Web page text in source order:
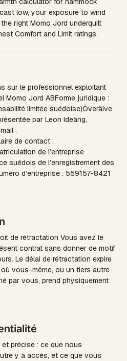
low, your exposure to wind
right Momo Jord underquilt
Comfort and Limit ratings.
sur le professionnel exploitant
Momo Jord ABForme juridique :
limitée suédoise)Överälve
par Leon Ideäng,
:
de contact :
de l’entreprise
suédois de l’enregistrement des
d’entreprise : 559157-8421
de rétractation Vous avez le
contrat sans donner de motif
Le délai de rétractation expire
vous-même, ou un tiers autre
par vous, prend physiquement
précise : ce que nous
y a accès, et ce que vous